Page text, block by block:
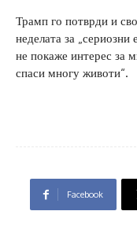
Трамп го потврди и
неделата за
не покаже интерес за
спаси многу животи“.
Facebook